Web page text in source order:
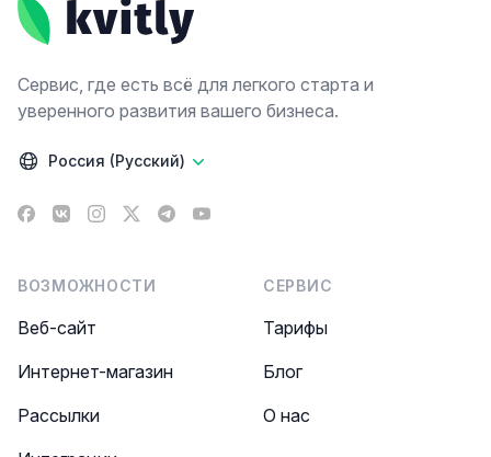
Сервис, где есть всё для легкого старта и
уверенного развития вашего бизнеса.
Россия (Русский)
Facebook
VK Instagram
X TelegramYouTube
ВОЗМОЖНОСТИ
Веб-сайт
Интернет-магазин
Рассылки
СЕРВИС
Тарифы
Блог
О нас